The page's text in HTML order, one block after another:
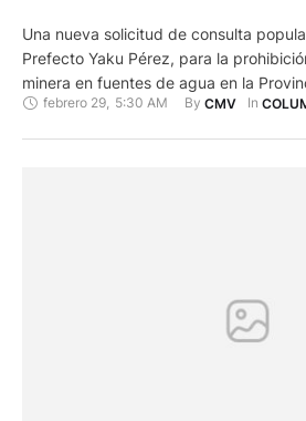
Una nueva solicitud de consulta
Prefecto Yaku Pérez, para la
minera en fuentes de agua en la
de ser negada por la Corte
febrero 29, 5:30 AM By CMV In